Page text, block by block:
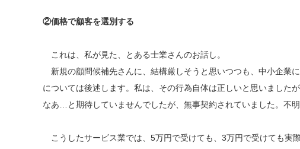
②価格で顧客を選別する
これは、私が見た、とある士業さんのお話し。
新規の顧問候補先さんに、結構厳しそうと思いつつも、中小企業
については後述します。私は、その行為自体は正しいと思いました
なあ…と期待していませんでしたが、無事契約されていました。不明
こうしたサービス業では、5万円で受けても、3万円で受けても実